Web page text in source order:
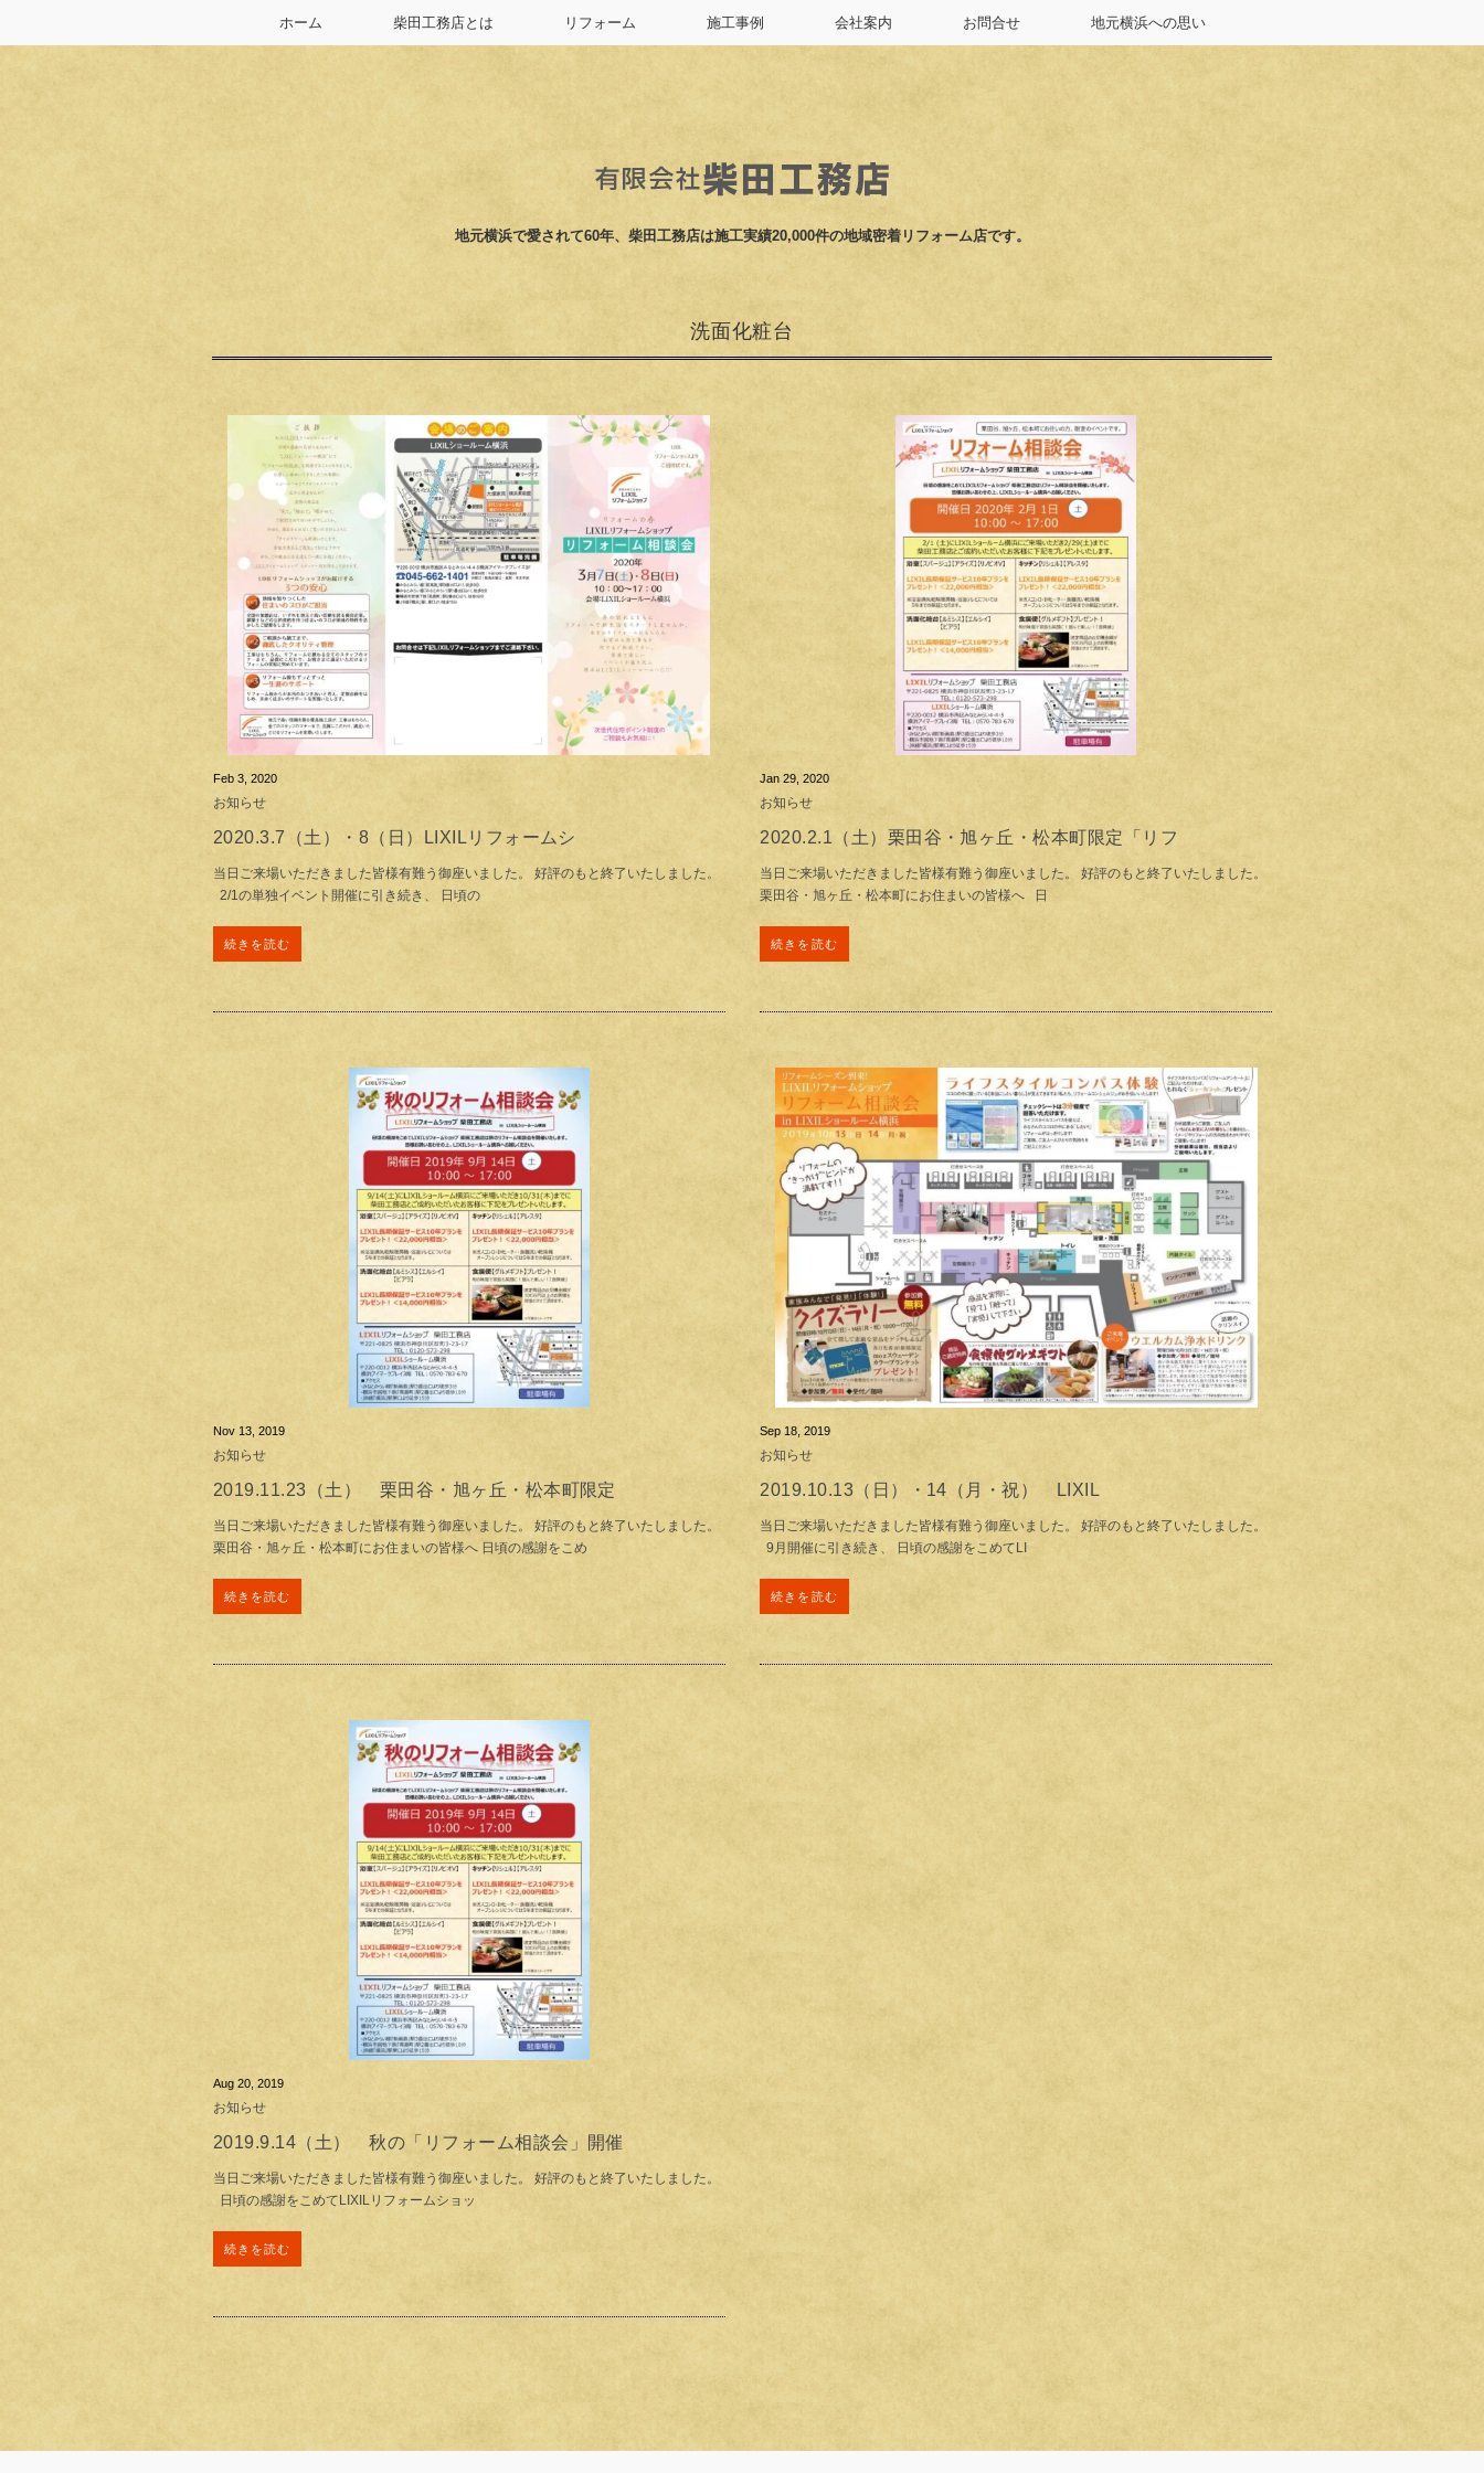
ホーム 柴田工務店とは リフォーム 施工事例 会社案内 お問合せ 地元横浜への思い
地元横浜で愛されて60年、柴田工務店は施工実績20,000件の地域密着リフォーム店です。
洗面化粧台
Feb 3, 2020
お知らせ
2020.3.7（土）・8（日）LIXILリフォームシ
当日ご来場いただきました皆様有難う御座いました。 好評のもと終了いたしました。
2/1の単独イベント開催に引き続き、 日頃の
続きを読む
Jan 29, 2020
お知らせ
2020.2.1（土）栗田谷・旭ヶ丘・松本町限定「リフ
当日ご来場いただきました皆様有難う御座いました。 好評のもと終了いたしました。
栗田谷・旭ヶ丘・松本町にお住まいの皆様へ 日
続きを読む
Nov 13, 2019
お知らせ
2019.11.23（土） 栗田谷・旭ヶ丘・松本町限定
当日ご来場いただきました皆様有難う御座いました。 好評のもと終了いたしました。
栗田谷・旭ヶ丘・松本町にお住まいの皆様へ 日頃の感謝をこめ
続きを読む
Sep 18, 2019
お知らせ
2019.10.13（日）・14（月・祝） LIXIL
当日ご来場いただきました皆様有難う御座いました。 好評のもと終了いたしました。
9月開催に引き続き、 日頃の感謝をこめてLI
続きを読む
Aug 20, 2019
お知らせ
2019.9.14（土） 秋の「リフォーム相談会」開催
当日ご来場いただきました皆様有難う御座いました。 好評のもと終了いたしました。
日頃の感謝をこめてLIXILリフォームショッ
続きを読む